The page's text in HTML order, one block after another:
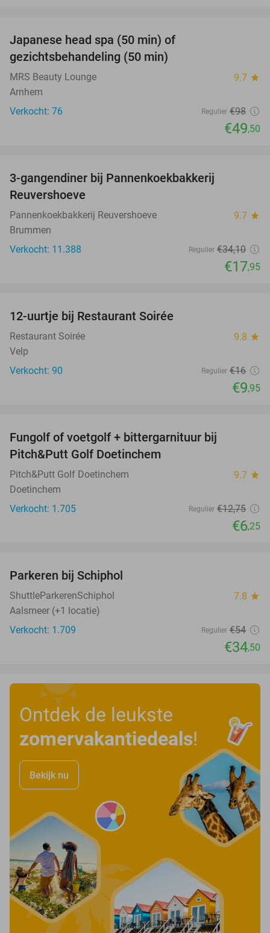
Japanese head spa (50 min) of
gezichtsbehandeling (50 min)
MRS Beauty Lounge 9.7 star
Arnhem
Verkocht: 76
Regulier €98
€49,50
3-gangendiner bij Pannenkoekbakkerij
Reuvershoeve
Pannenkoekbakkerij Reuvershoeve 9.7 star
Brummen
Verkocht: 11.388
Regulier €34,10
€17,95
12-uurtje bij Restaurant Soirée
Restaurant Soirée 9.8 star
Velp
Verkocht: 90
Regulier €16
€9,95
Fungolf of voetgolf + bittergarnituur bij
Pitch&Putt Golf Doetinchem
Pitch&Putt Golf Doetinchem 9.7 star
Doetinchem
Verkocht: 1.705
Regulier €12,75
€6,25
Parkeren bij Schiphol
ShuttleParkerenSchiphol 7.8 star
Aalsmeer (+1 locatie)
Verkocht: 1.709
Regulier €54
€34,50
Ontdek de leukste
zomervakantiedeals!
Bekijk nu